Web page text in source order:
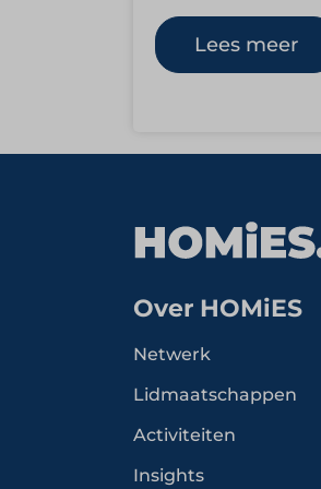
zeven dagen per
passagiers aan…
Lees meer
Over HOMiES
Netwerk
Lidmaatschappen
Activiteiten
Insights